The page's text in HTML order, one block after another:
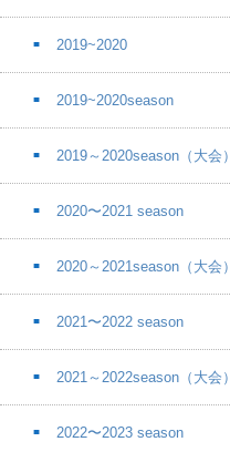
2019~2020
2019~2020season
2019～2020season（大会）
2020〜2021 season
2020～2021season（大会）
2021〜2022 season
2021～2022season（大会）
2022〜2023 season